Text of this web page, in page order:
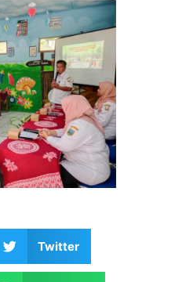
Twitter